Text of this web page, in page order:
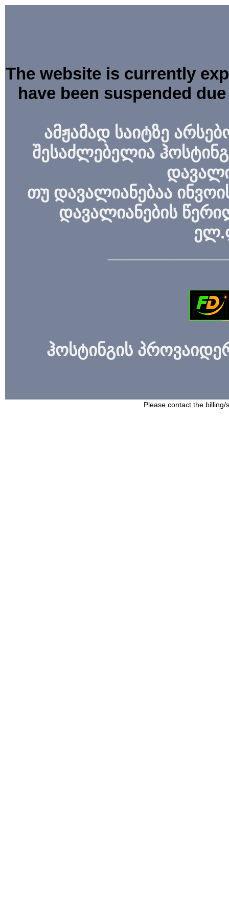
The website is currently
have been suspended
ამჟამად საიტზე
შესაძლებელია
თუ დავალიანებაა
დავალიანების
ჰოსტინგის
Please contact the